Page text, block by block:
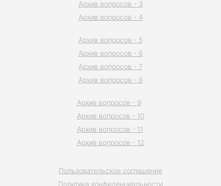
Пользовательское соглашение
Политика конфиденциальности
Архив вопросов - 3
Архив вопросов - 4
Архив вопросов - 5
Архив вопросов - 6
Архив вопросов - 7
Архив вопросов - 8
Архив вопросов - 9
Архив вопросов - 10
Архив вопросов - 11
Архив вопросов - 12